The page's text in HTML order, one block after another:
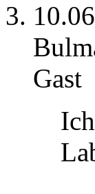
Gast